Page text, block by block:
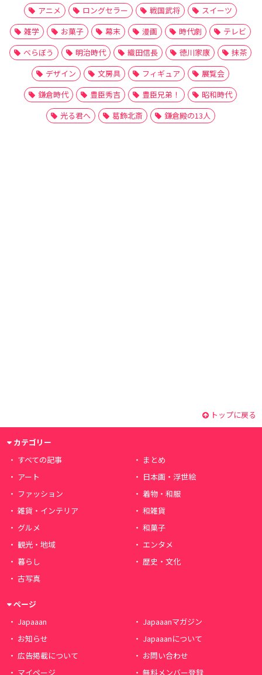
アニメ
ロングセラー 戦国武将
スイーツ
雑学
お菓子 幕末 漫画 時代劇
テレビ
べらぼう
明治時代 織田信長 徳川家康
抹茶
デザイン
文房具 フィギュア
展覧会
鎌倉時代
豊臣秀吉 豊臣兄弟！
昭和時代
光る君へ
葛飾北斎 鎌倉殿の13人
トップに戻る
カテゴリー
すべての記事
まとめ
アート
日本画・浮世絵
ファッション
着物・和服
雑貨・インテリア
和雑貨
グルメ
和菓子
観光・地域
エンタメ
暮らし
歴史・文化
古写真
ページ
Japaaan
Japaaanマガジン
お知らせ
Japaaanについて
広告掲載について
お問い合わせ
マイページ
無料メンバー登録